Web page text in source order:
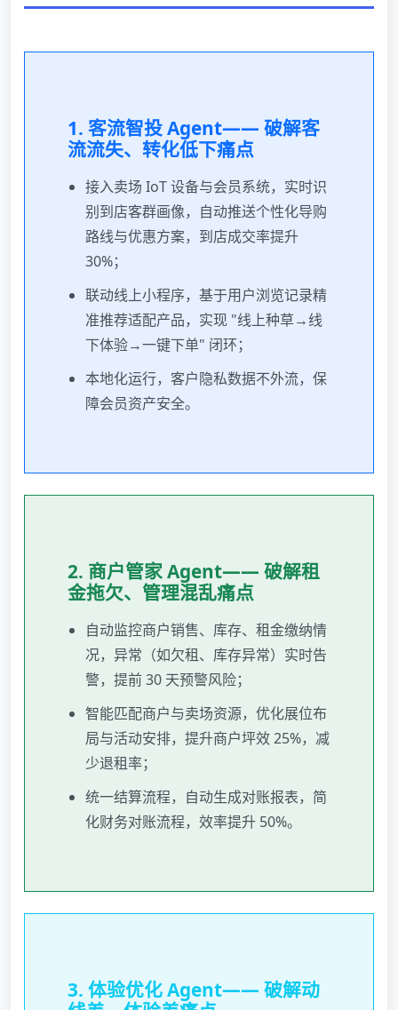
1. 客流智投 Agent—— 破解客
流流失、转化低下痛点
接入卖场 IoT 设备与会员系统，实时识
别到店客群画像，自动推送个性化导购
路线与优惠方案，到店成交率提升
30%；
联动线上小程序，基于用户浏览记录精
准推荐适配产品，实现 "线上种草→线
下体验→一键下单" 闭环；
本地化运行，客户隐私数据不外流，保
障会员资产安全。
2. 商户管家 Agent—— 破解租
金拖欠、管理混乱痛点
自动监控商户销售、库存、租金缴纳情
况，异常（如欠租、库存异常）实时告
警，提前 30 天预警风险；
智能匹配商户与卖场资源，优化展位布
局与活动安排，提升商户坪效 25%，减
少退租率；
统一结算流程，自动生成对账报表，简
化财务对账流程，效率提升 50%。
3. 体验优化 Agent—— 破解动